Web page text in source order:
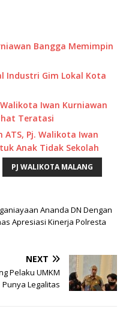
Bangga Memimpin
Industri Gim Lokal Kota
Iwan Kurniawan
Teratasi
ATS, Pj. Walikota Iwan
Anak Tidak Sekolah
PJ WALIKOTA MALANG
Ananda DN Dengan
Apresiasi Kinerja Polresta
NEXT
Pelaku UMKM
Punya Legalitas